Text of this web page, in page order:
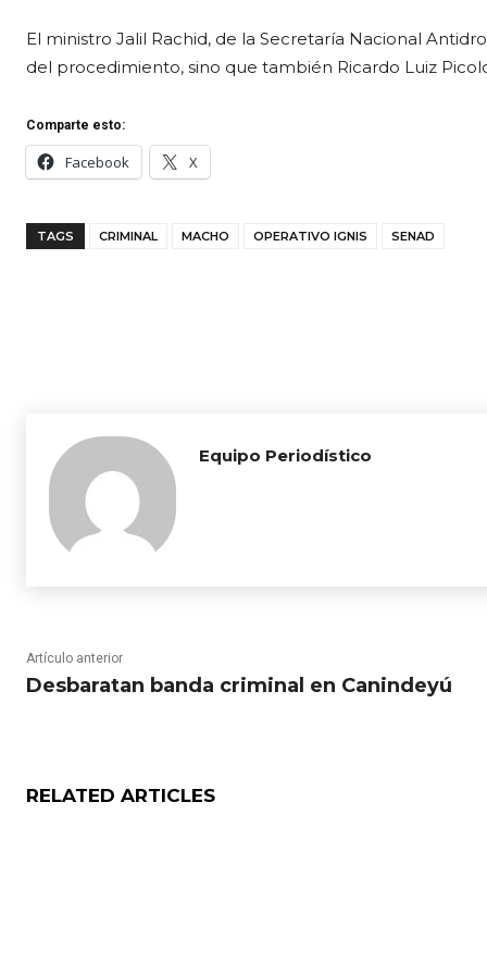
El ministro Jalil Rachid, de la Secretaría Nacional
del procedimiento, sino que también Ricardo Luiz
Comparte esto:
Facebook X
TAGS CRIMINAL MACHO OPERATIVO IGNIS SENAD
Equipo Periodístico
Artículo anterior
Desbaratan banda criminal en Canindeyú
RELATED ARTICLES